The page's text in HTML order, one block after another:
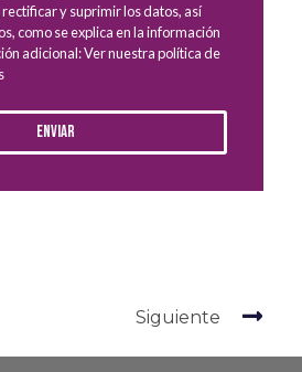
y suprimir los datos, así
como se explica en la información
adicional: Ver nuestra política de
Enviar
Siguiente